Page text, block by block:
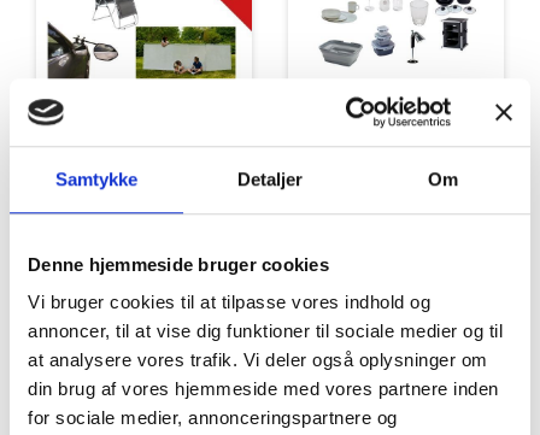
Samtykke Detaljer Om
Denne hjemmeside bruger cookies
Vi bruger cookies til at tilpasse vores indhold og
annoncer, til at vise dig funktioner til sociale medier og til
at analysere vores trafik. Vi deler også oplysninger om
din brug af vores hjemmeside med vores partnere inden
for sociale medier, annonceringspartnere og
Autocamper udstyr
Møbler Omnia